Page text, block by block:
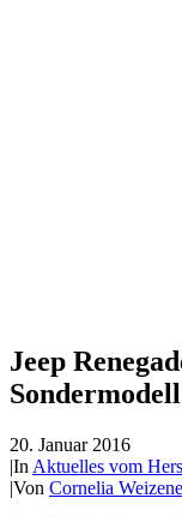
Jeep
20. Januar 2016
|In Aktuelles vom
|Von Cornelia